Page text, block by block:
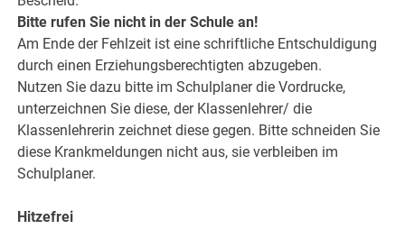
Bitte rufen Sie nicht in der Schule an!
Am Ende der Fehlzeit ist eine schriftliche Entschuldigung
durch einen Erziehungsberechtigten abzugeben.
Nutzen Sie dazu bitte im Schulplaner die Vordrucke,
unterzeichnen Sie diese, der Klassenlehrer/ die
Klassenlehrerin zeichnet diese gegen. Bitte schneiden Sie
diese Krankmeldungen nicht aus, sie verbleiben im
Schulplaner.
Hitzefrei